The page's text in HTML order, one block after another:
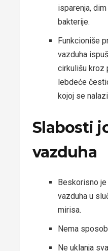
isparenja,
bakterije.
Funkcioniše
vazduha
cirkulišu kroz
lebdeće
kojoj se
Slabosti
vazduha
Beskorisno
vazduha u
mirisa.
Nema
Ne uklanja